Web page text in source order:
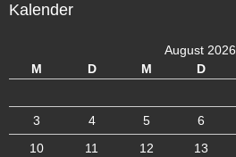
h
Kalender
August 2026
M
D M D
3
4 5 6
10
11 12 13